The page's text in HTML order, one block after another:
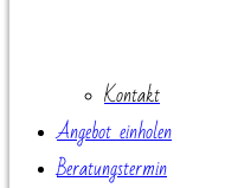
Kontakt
Angebot einholen
Beratungstermin